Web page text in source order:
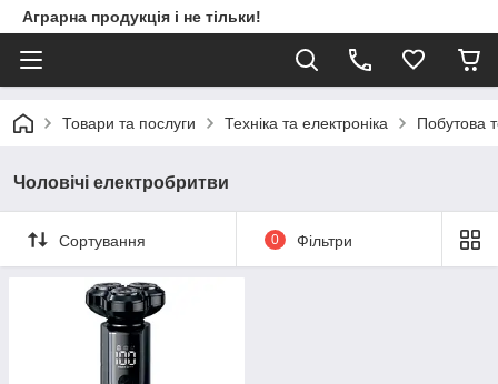
Аграрна продукція і не тільки!
Товари та послуги Техніка та електроніка Побутова
Чоловічі електробритви
Сортування 0 Фільтри